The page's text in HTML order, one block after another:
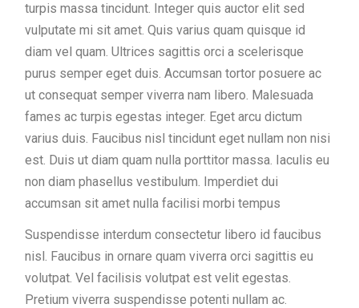
turpis massa tincidunt. Integer quis auctor elit sed
vulputate mi sit amet. Quis varius quam quisque id
diam vel quam. Ultrices sagittis orci a scelerisque
purus semper eget duis. Accumsan tortor posuere ac
ut consequat semper viverra nam libero. Malesuada
fames ac turpis egestas integer. Eget arcu dictum
varius duis. Faucibus nisl tincidunt eget nullam non nisi
est. Duis ut diam quam nulla porttitor massa. Iaculis eu
non diam phasellus vestibulum. Imperdiet dui
accumsan sit amet nulla facilisi morbi tempus
Suspendisse interdum consectetur libero id faucibus
nisl. Faucibus in ornare quam viverra orci sagittis eu
volutpat. Vel facilisis volutpat est velit egestas.
Pretium viverra suspendisse potenti nullam ac.